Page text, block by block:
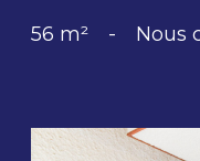
56 m² - Nous